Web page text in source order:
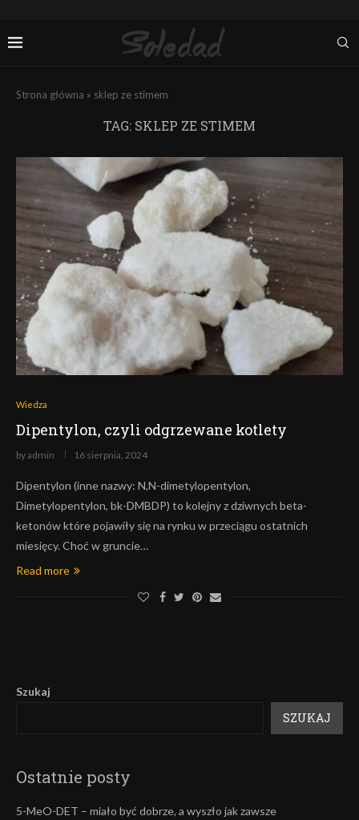
Strona główna » sklep ze stimem
TAG: SKLEP ZE STIMEM
Wiedza
Dipentylon, czyli odgrzewane kotlety
byadmin 16 sierpnia, 2024
Dipentylon (inne nazwy: N,N-dimetylopentylon,
Dimetylopentylon, bk-DMBDP) to kolejny z dziwnych beta-
ketonów które pojawiły się na rynku w przeciągu ostatnich
miesięcy. Choć w gruncie…
Read more
Szukaj
SZUKAJ
Ostatnie posty
5-MeO-DET – miało być dobrze, a wyszło jak zawsze